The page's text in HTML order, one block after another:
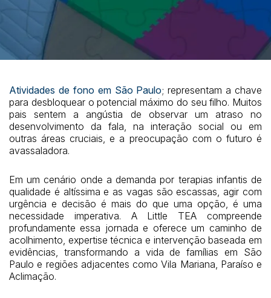
Atividades de fono em São Paulo; representam a chave
para desbloquear o potencial máximo do seu filho. Muitos
pais sentem a angústia de observar um atraso no
desenvolvimento da fala, na interação social ou em
outras áreas cruciais, e a preocupação com o futuro é
avassaladora.
Em um cenário onde a demanda por terapias infantis de
qualidade é altíssima e as vagas são escassas, agir com
urgência e decisão é mais do que uma opção, é uma
necessidade imperativa. A Little TEA compreende
profundamente essa jornada e oferece um caminho de
acolhimento, expertise técnica e intervenção baseada em
evidências, transformando a vida de famílias em São
Paulo e regiões adjacentes como Vila Mariana, Paraíso e
Aclimação.